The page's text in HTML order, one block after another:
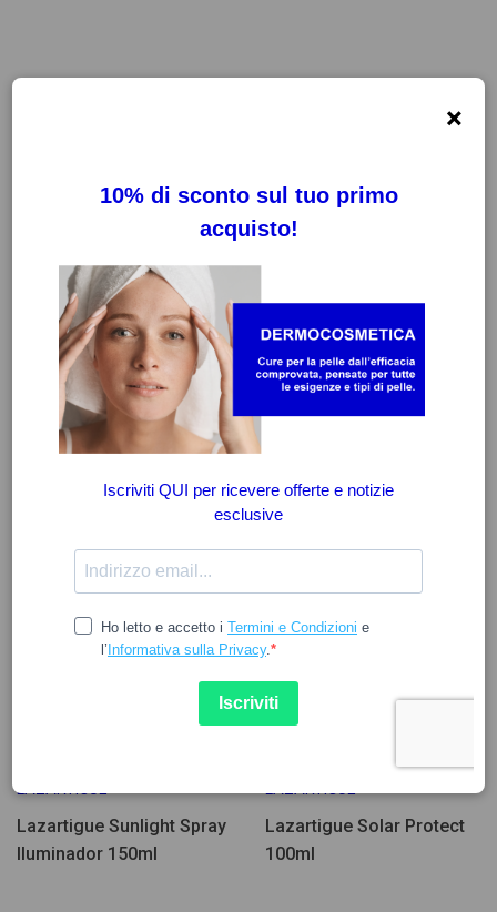
LAZARTIGUE
Lazartigue Sunlight Spray
Iluminador 150ml
Lazartigue Solar Protect
100ml
×